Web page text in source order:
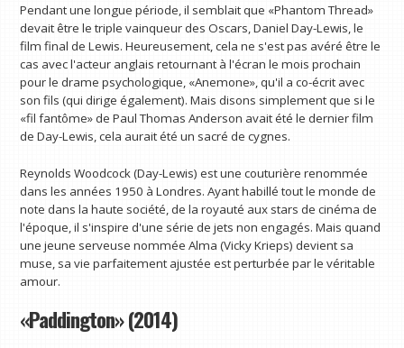
Pendant une longue période, il semblait que «Phantom Thread»
devait être le triple vainqueur des Oscars, Daniel Day-Lewis, le
film final de Lewis. Heureusement, cela ne s'est pas avéré être le
cas avec l'acteur anglais retournant à l'écran le mois prochain
pour le drame psychologique, «Anemone», qu'il a co-écrit avec
son fils (qui dirige également). Mais disons simplement que si le
«fil fantôme» de Paul Thomas Anderson avait été le dernier film
de Day-Lewis, cela aurait été un sacré de cygnes.
Reynolds Woodcock (Day-Lewis) est une couturière renommée
dans les années 1950 à Londres. Ayant habillé tout le monde de
note dans la haute société, de la royauté aux stars de cinéma de
l'époque, il s'inspire d'une série de jets non engagés. Mais quand
une jeune serveuse nommée Alma (Vicky Krieps) devient sa
muse, sa vie parfaitement ajustée est perturbée par le véritable
amour.
«Paddington» (2014)